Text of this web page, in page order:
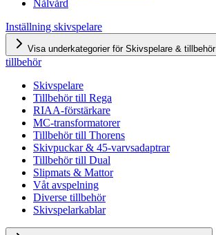
Nålvård
Inställning skivspelare
Visa underkategorier för Skivspelare & tillbehör
tillbehör
Skivspelare
Tillbehör till Rega
RIAA-förstärkare
MC-transformatorer
Tillbehör till Thorens
Skivpuckar & 45-varvsadaptrar
Tillbehör till Dual
Slipmats & Mattor
Våt avspelning
Diverse tillbehör
Skivspelarkablar